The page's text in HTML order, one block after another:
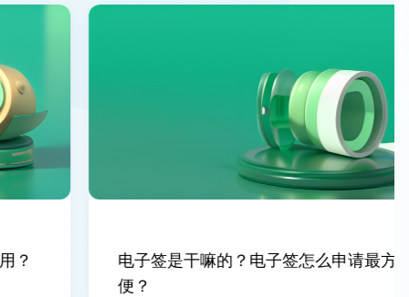
电子签是干嘛的？电子签怎么申请最方
便？